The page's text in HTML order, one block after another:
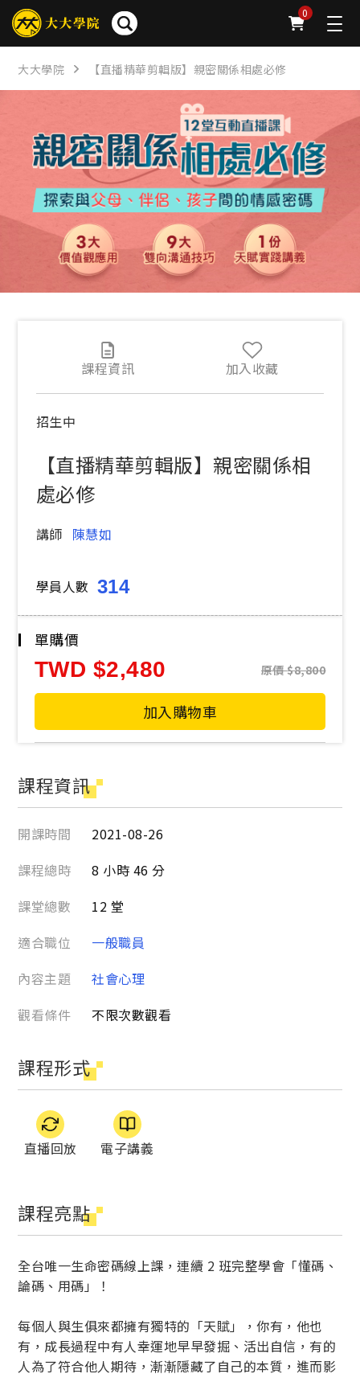
0
簡介 章節 問卷 FAQ
大大學院 【直播精華剪輯版】親密關係相處必修
招生中
【直播精華剪輯版】親密關係相
處必修
講師 陳慧如
學員人數 314
課程資訊 加入收藏
單購價
TWD 2,480 原價 8,800
加入購物車
課程資訊
開課時間
2021-08-26
課程總時
8 小時 46 分
課堂總數
12 堂
適合職位
一般職員
內容主題
社會心理
觀看條件
不限次數觀看
課程形式
直播回放 電子講義
課程亮點
全台唯一生命密碼線上課，連續 2 班完整學會「懂碼、
論碼、用碼」！
每個人與生俱來都擁有獨特的「天賦」，你有，他也
有，成長過程中有人幸運地早早發掘、活出自信，有的
人為了符合他人期待，漸漸隱藏了自己的本質，進而影